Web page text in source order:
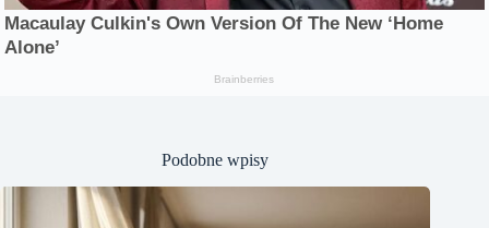
Podobne wpisy